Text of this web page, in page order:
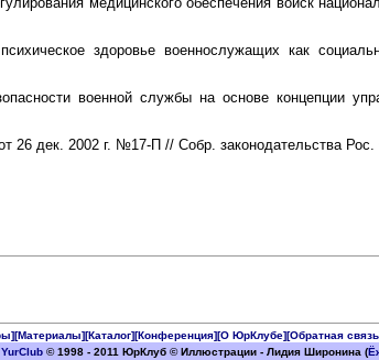
здоровье военнослужащих как
военной службы на основе концепции
26 дек. 2002 г. №17-П // Собр. законодательства
[Материалы][Каталог][Конференция][О ЮрКлубе][Обратная
YurClub© 1998 - 2011 ЮрКлуб © Иллюстрации - Лидия Широнина (